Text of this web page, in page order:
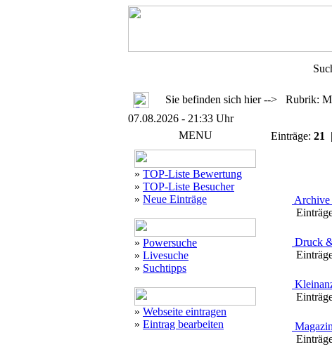
Sie befinden sich hier --> Rubrik:
07.08.2026 - 21:33 Uhr
MENU
» TOP-Liste Bewertung
» TOP-Liste Besucher
» Neue Einträge
» Powersuche
» Livesuche
» Suchtipps
» Webseite eintragen
» Eintrag bearbeiten
Einträge: 21
Druck